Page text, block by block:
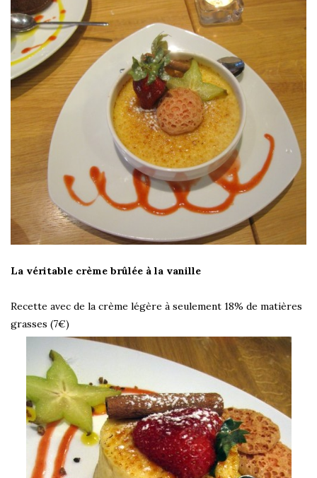
La véritable crème brûlée à la vanille
Recette avec de la crème légère à seulement 18% de matières
grasses (7€)